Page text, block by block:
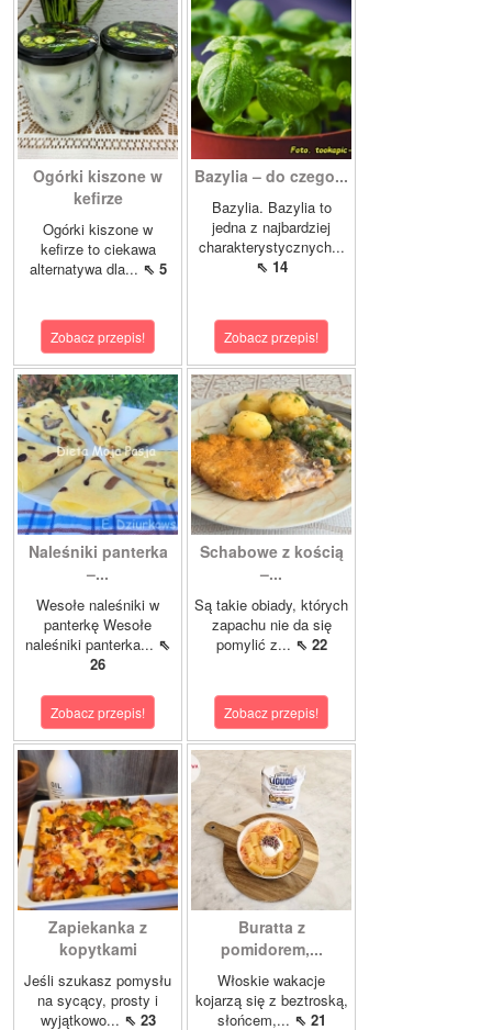
Ogórki kiszone w
kefirze
Ogórki kiszone w
kefirze to ciekawa
alternatywa dla... ⇖ 5
Zobacz przepis!
Bazylia – do czego...
Bazylia. Bazylia to
jedna z najbardziej
charakterystycznych...
⇖ 14
Zobacz przepis!
Naleśniki panterka
–...
Wesołe naleśniki w
panterkę Wesołe
naleśniki panterka... ⇖
26
Zobacz przepis!
Schabowe z kością
–...
Są takie obiady, których
zapachu nie da się
pomylić z... ⇖ 22
Zobacz przepis!
Zapiekanka z
kopytkami
Jeśli szukasz pomysłu
na sycący, prosty i
wyjątkowo... ⇖ 23
Buratta z
pomidorem,...
Włoskie wakacje
kojarzą się z beztroską,
słońcem,... ⇖ 21